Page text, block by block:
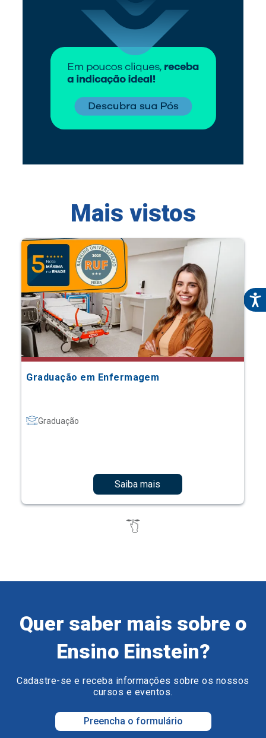
Mais vistos
Graduação em Enfermagem
Graduação
Saiba mais
Quer saber mais sobre o
Ensino Einstein?
Cadastre-se e receba informações sobre os nossos
cursos e eventos.
Preencha o formulário